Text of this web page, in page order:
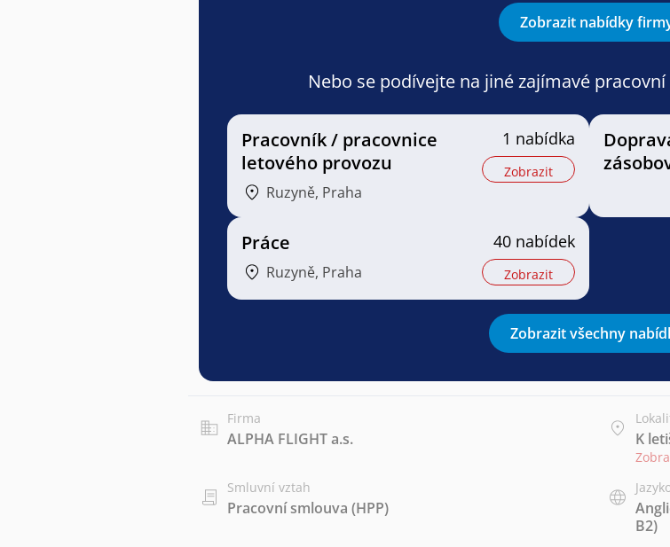
Zobrazit nabídky
Nebo se podívejte na jiné zajímavé
Pracovník / pracovnice
letového provozu
Ruzyně, Praha
1 nabídka
Zobrazit
Práce
Ruzyně, Praha
40 nabídek
Zobrazit
Zobrazit všechny
Firma
ALPHA FLIGHT a.s. K
Smluvní vztah
Pracovní smlouva (HPP)
B2)